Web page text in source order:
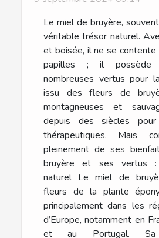
Le miel de bruyère,
véritable trésor naturel.
et boisée, il ne se contente
papilles ; il possède
nombreuses vertus pour
issu des fleurs de
montagneuses et
depuis des siècles
thérapeutiques. Mais
pleinement de ses
bruyère et ses vertus
naturel Le miel de
fleurs de la plante
principalement dans les
d’Europe, notamment en
et au Portugal.